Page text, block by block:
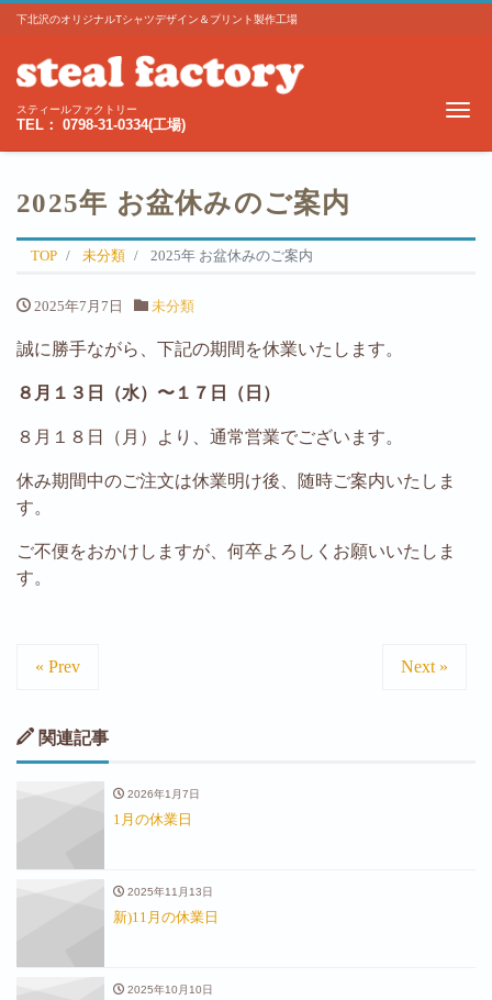
下北沢のオリジナルTシャツデザイン＆プリント製作工場
スティールファクトリー
TEL： 0798-31-0334(工場)
2025年 お盆休みのご案内
TOP 未分類 2025年 お盆休みのご案内
2025年7月7日 未分類
誠に勝手ながら、下記の期間を休業いたします。
８月１３日（水）〜１７日（日）
８月１８日（月）より、通常営業でございます。
休み期間中のご注文は休業明け後、随時ご案内いたしま
す。
ご不便をおかけしますが、何卒よろしくお願いいたしま
す。
« Prev Next »
関連記事
2026年1月7日
1月の休業日
2025年11月13日
新)11月の休業日
2025年10月10日